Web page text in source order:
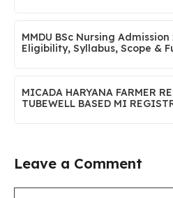
MMDU BSc Nursing
Eligibility, Syllabus, Scope &
MICADA HARYANA FARMER
TUBEWELL BASED MI
Leave a Comment